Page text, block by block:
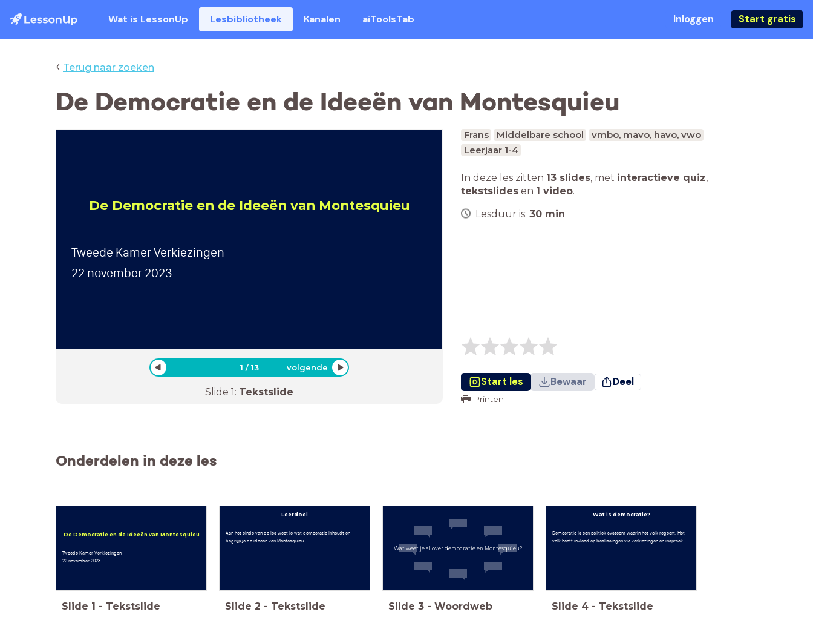
Wat is LessonUp Lesbibliotheek Kanalen aiToolsTab Inloggen Start gratis
‹ Terug naar zoeken
De Democratie en de Ideeën van Montesquieu
De Democratie en de Ideeën van Montesquieu
Tweede Kamer Verkiezingen
22 november 2023
1 /13 volgende
Slide 1: Tekstslide
Frans Middelbare school
vmbo, mavo, havo, vwo
Leerjaar 1-4
In deze les zitten 13 slides, met interactieve quiz,
tekstslides en 1 video.
Lesduur is: 30 min
Start les Bewaar Deel
Printen
Onderdelen in deze les
De Democratie en de Ideeën van Montesquieu
Tweede Kamer Verkiezingen
22 november 2023
Slide 1 - Tekstslide
Leerdoel
Aan het einde van de les weet je wat democratie inhoudt en
begrijp je de ideeën van Montesquieu.
Slide 2 - Tekstslide
Wat weet je al over democratie en Montesquieu?
Slide 3 - Woordweb
Wat is democratie?
Democratie is een politiek systeem waarin het volk regeert. Het
volk heeft invloed op beslissingen via verkiezingen en inspraak.
Slide 4 - Tekstslide